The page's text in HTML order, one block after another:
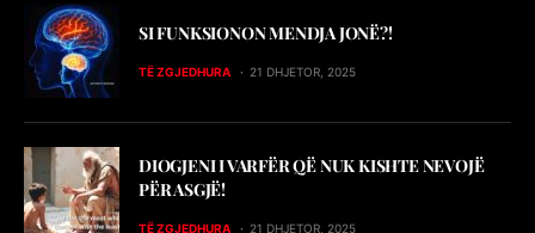
SI FUNKSIONON MENDJA JONË?!
TË ZGJEDHURA 21 DHJETOR, 2025
DIOGJENI I VARFËR QË NUK KISHTE NEVOJË
PËR ASGJË!
TË ZGJEDHURA 21 DHJETOR, 2025